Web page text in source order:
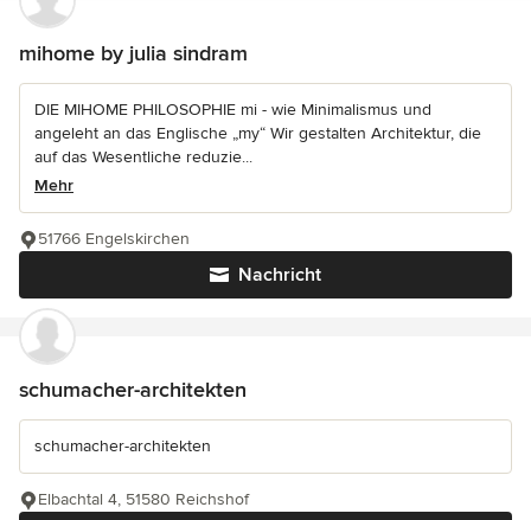
mihome by julia sindram
DIE MIHOME PHILOSOPHIE mi - wie Minimalismus und
angeleht an das Englische „my“ Wir gestalten Architektur, die
auf das Wesentliche reduzie...
Mehr
Nachricht
51766 Engelskirchen
schumacher-architekten
schumacher-architekten
Elbachtal 4, 51580 Reichshof